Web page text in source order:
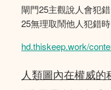
閘門25主觀說人會犯
25無理取鬧他人犯錯
hd.thiskeep.work/
人類圖內在權威